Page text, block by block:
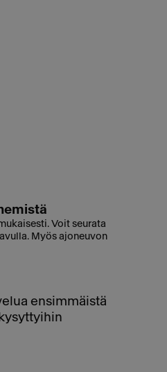
Voit seurata
Myös ajoneuvon
ensimmäistä